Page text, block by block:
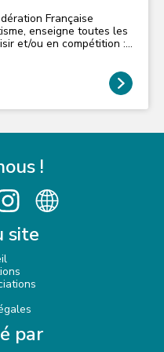
Française
et/ou en compétition :
: poids, disque,
rapide, nordique,
enfants à partir de 5
de la
par le sport et de la
forme, nous
Les participants,
en fonction de
ce qui nous permet
de handicap, et
Les athlètes en
les différents
une parfaite intégration
ou essai sont
!
site
par